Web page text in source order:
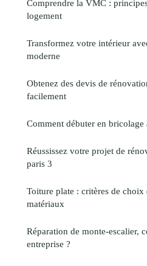
Comprendre la VMC :
logement
Transformez votre intérieur
moderne
Obtenez des devis de
facilement
Comment débuter en bricolage
Réussissez votre projet de
paris 3
Toiture plate : critères de choix
matériaux
Réparation de monte-escalier,
entreprise ?